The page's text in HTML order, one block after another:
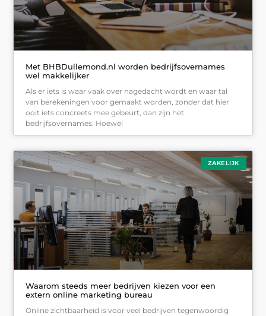
Met BHBDullemond.nl worden bedrijfsovernames
wel makkelijker
Als er iets is waar vaak over nagedacht wordt en waar tal
van berekeningen voor gemaakt worden, zonder dat hier
ooit iets concreets mee gebeurt, dan zijn het
bedrijfsovernames. Hoewel
ZAKELIJK
Waarom steeds meer bedrijven kiezen voor een
extern online marketing bureau
Online zichtbaarheid is voor veel bedrijven tegenwoordig